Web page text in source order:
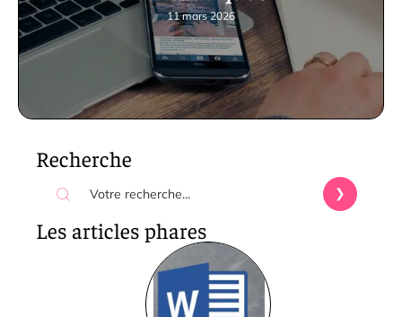
11 mars 2026
Recherche
Les articles phares